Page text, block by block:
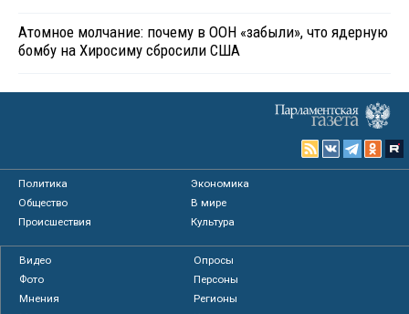
Атомное молчание: почему в ООН «забыли», что ядерную
бомбу на Хиросиму сбросили США
Политика
Экономика
Общество
В мире
Происшествия
Культура
Видео
Опросы
Фото
Персоны
Мнения
Регионы